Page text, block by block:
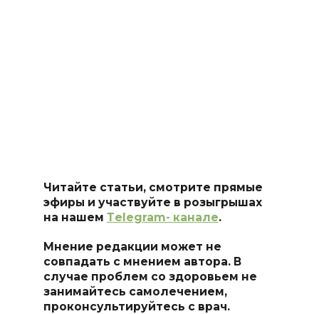
Читайте статьи, смотрите прямые
эфиры и участвуйте в розыгрышах
на нашем Тelegram- канале.
Мнение редакции может не
совпадать с мнением автора. В
случае проблем со здоровьем не
занимайтесь самолечением,
проконсультируйтесь с врач.